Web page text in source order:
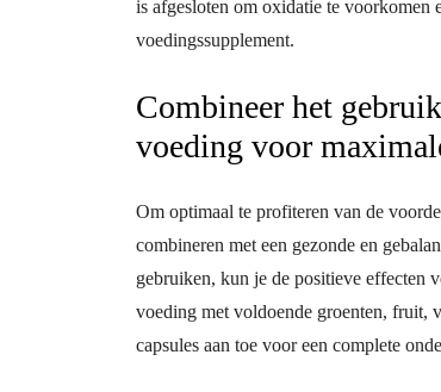
is afgesloten om oxidatie te voorkomen
voedingssupplement.
Combineer het
voeding voor
Om optimaal te profiteren van de
combineren met een gezonde en
gebruiken, kun je de positieve effecten
voeding met voldoende groenten, fruit,
capsules aan toe voor een complete